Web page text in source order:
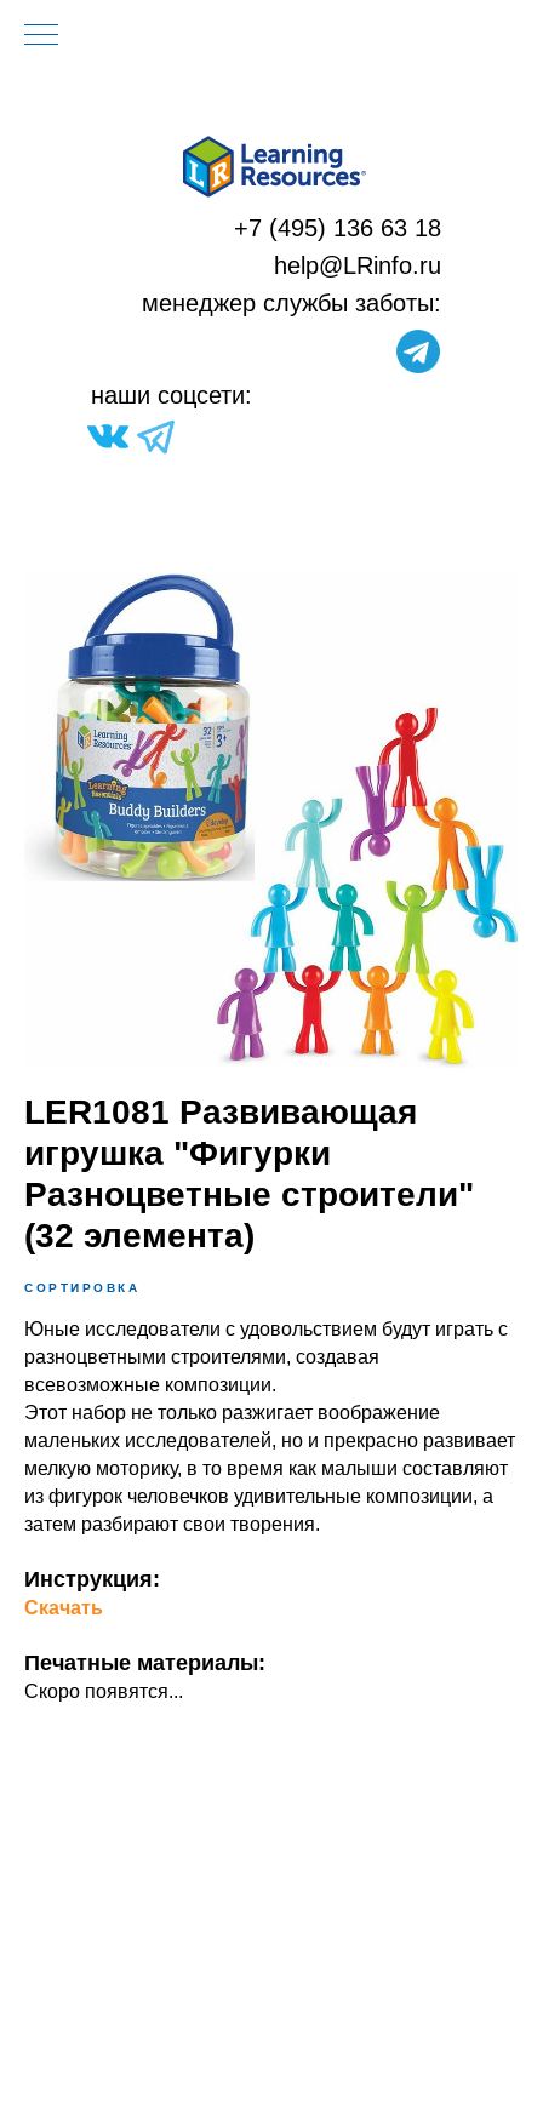
+7 (495) 136 63 18
help@LRinfo.ru
менеджер службы заботы:
наши соцсети:
LER1081 Развивающая
игрушка "Фигурки
Разноцветные строители"
(32 элемента)
СОРТИРОВКА
Юные исследователи с удовольствием будут играть с
разноцветными строителями, создавая
всевозможные композиции.
Этот набор не только разжигает воображение
маленьких исследователей, но и прекрасно развивает
мелкую моторику, в то время как малыши составляют
из фигурок человечков удивительные композиции, а
затем разбирают свои творения.
Инструкция:
Скачать
Печатные материалы:
Скоро появятся...